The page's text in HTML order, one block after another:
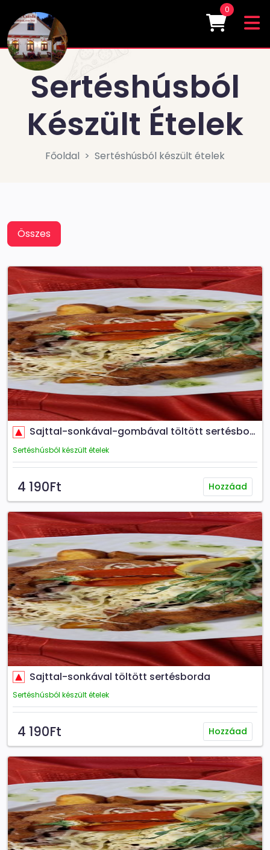
0
Sertéshúsból
Készült Ételek
Főoldal Sertéshúsból készült ételek
Összes
Sajttal-sonkával-gombával töltött sertésborda
Sertéshúsból készült ételek
4 190Ft Hozzáad
Sajttal-sonkával töltött sertésborda
Sertéshúsból készült ételek
4 190Ft Hozzáad